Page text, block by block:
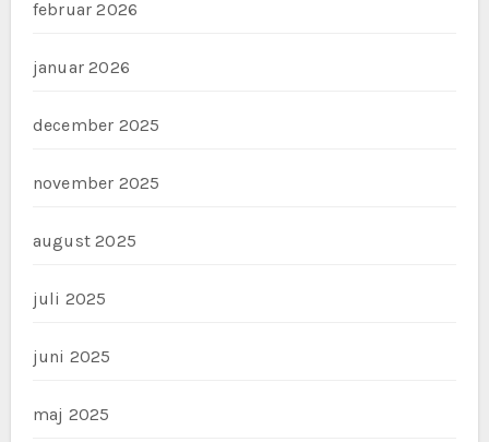
februar 2026
januar 2026
december 2025
november 2025
august 2025
juli 2025
juni 2025
maj 2025